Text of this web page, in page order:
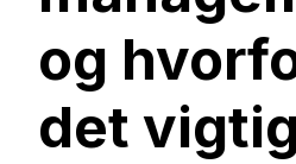
og
det